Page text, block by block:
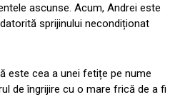
ascunse. Acum, Andrei este
sprijinului necondiționat
este cea a unei fetițe pe nume
de îngrijire cu o mare frică de a fi